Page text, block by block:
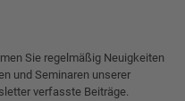
Sie regelmäßig Neuigkeiten
und Seminaren unserer
verfasste Beiträge.